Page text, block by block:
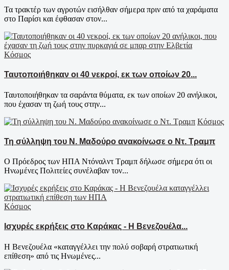
Τα τρακτέρ των αγροτών εισήλθαν σήμερα πριν από τα χαράματα
στο Παρίσι και έφθασαν στον...
Κόσμος
Ταυτοποιήθηκαν οι 40 νεκροί, εκ των οποίων 20...
Ταυτοποιήθηκαν τα σαράντα θύματα, εκ των οποίων 20 ανήλικοι,
που έχασαν τη ζωή τους στην...
Κόσμος
Τη σύλληψη του Ν. Μαδούρο ανακοίνωσε ο Ντ. Τραμπ
Ο Πρόεδρος των ΗΠΑ Ντόναλντ Τραμπ δήλωσε σήμερα ότι οι
Ηνωμένες Πολιτείες συνέλαβαν τον...
Κόσμος
Ισχυρές εκρήξεις στο Καράκας - Η Βενεζουέλα...
Η Βενεζουέλα «καταγγέλλει την πολύ σοβαρή στρατιωτική
επίθεση» από τις Ηνωμένες...